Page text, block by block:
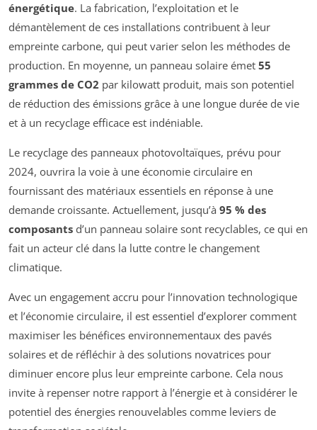
énergétique. La fabrication, l’exploitation et le
démantèlement de ces installations contribuent à leur
empreinte carbone, qui peut varier selon les méthodes de
production. En moyenne, un panneau solaire émet 55
grammes de CO2 par kilowatt produit, mais son potentiel
de réduction des émissions grâce à une longue durée de vie
et à un recyclage efficace est indéniable.
Le recyclage des panneaux photovoltaïques, prévu pour
2024, ouvrira la voie à une économie circulaire en
fournissant des matériaux essentiels en réponse à une
demande croissante. Actuellement, jusqu’à 95 % des
composants d’un panneau solaire sont recyclables, ce qui en
fait un acteur clé dans la lutte contre le changement
climatique.
Avec un engagement accru pour l’innovation technologique
et l’économie circulaire, il est essentiel d’explorer comment
maximiser les bénéfices environnementaux des pavés
solaires et de réfléchir à des solutions novatrices pour
diminuer encore plus leur empreinte carbone. Cela nous
invite à repenser notre rapport à l’énergie et à considérer le
potentiel des énergies renouvelables comme leviers de